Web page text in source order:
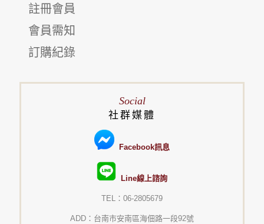
註冊會員
會員需知
訂購紀錄
Social
社群媒體
Facebook訊息
Line線上諮詢
TEL：06-2805679
ADD：台南市安南區海佃路一段92號